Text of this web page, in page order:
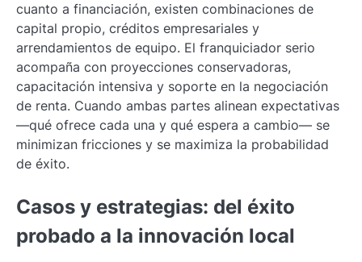
cuanto a financiación, existen combinaciones de
capital propio, créditos empresariales y
arrendamientos de equipo. El franquiciador serio
acompaña con proyecciones conservadoras,
capacitación intensiva y soporte en la negociación
de renta. Cuando ambas partes alinean expectativas
—qué ofrece cada una y qué espera a cambio— se
minimizan fricciones y se maximiza la probabilidad
de éxito.
Casos y estrategias: del éxito
probado a la innovación local